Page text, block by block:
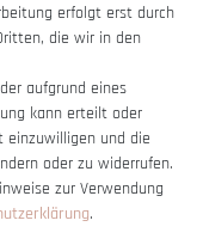
erfolgt erst durch
die wir in den
aufgrund eines
kann erteilt oder
einzuwilligen und die
oder zu widerrufen.
zur Verwendung
.